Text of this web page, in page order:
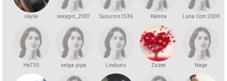
skylie sexygirl_2007 Susurins1536 Kārena Luna Com 2000
He730 selga.pipa Linduxis Zuzee Naģe